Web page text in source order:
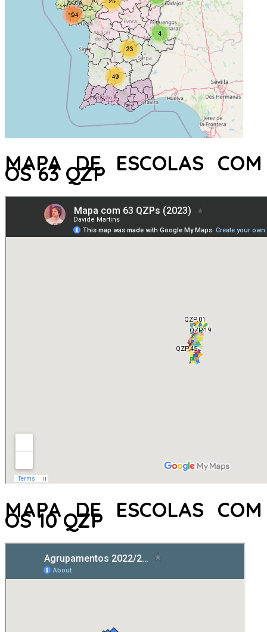
MAPA DE ESCOLAS COM
OS 63 QZP
MAPA DE ESCOLAS COM
OS 10 QZP